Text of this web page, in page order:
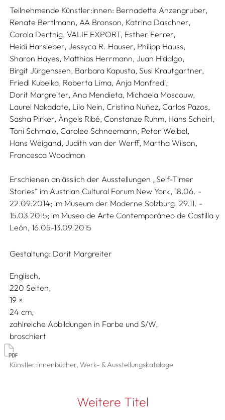
Teilnehmende Künstler:innen: Bernadette Anzengruber,
Renate Bertlmann, AA Bronson, Katrina Daschner,
Carola Dertnig, VALIE EXPORT, Esther Ferrer,
Heidi Harsieber, Jessyca R. Hauser, Philipp Hauss,
Sharon Hayes, Matthias Herrmann, Juan Hidalgo,
Birgit Jürgenssen, Barbara Kapusta, Susi Krautgartner,
Friedl Kubelka, Roberta Lima, Anja Manfredi,
Dorit Margreiter, Ana Mendieta, Michaela Moscouw,
Laurel Nakadate, Lilo Nein, Cristina Nuñez, Carlos Pazos,
Sasha Pirker, Àngels Ribé, Constanze Ruhm, Hans Scheirl,
Toni Schmale, Carolee Schneemann, Peter Weibel,
Hans Weigand, Judith van der Werff, Martha Wilson,
Francesca Woodman
Erschienen anlässlich der Ausstellungen „Self-Timer
Stories“ im Austrian Cultural Forum New York, 18.06. -
22.09.2014; im Museum der Moderne Salzburg, 29.11. -
15.03.2015; im Museo de Arte Contemporáneo de Castilla y
León, 16.05-13.09.2015
Gestaltung: Dorit Margreiter
Englisch
220 Seiten,
19
24
zahlreiche Abbildungen in Farbe und S/W
broschiert
Künstler:innenbücher, Werk- & Ausstellungskataloge
Weitere Titel